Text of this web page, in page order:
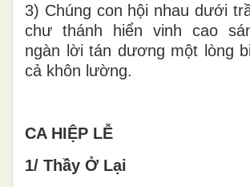
3) Chúng con hội nhau dưới
chư thánh hiển vinh cao
ngàn lời tán dương một lòng
cả khôn lường.
CA HIỆP LỄ
1/ Thầy Ở Lại